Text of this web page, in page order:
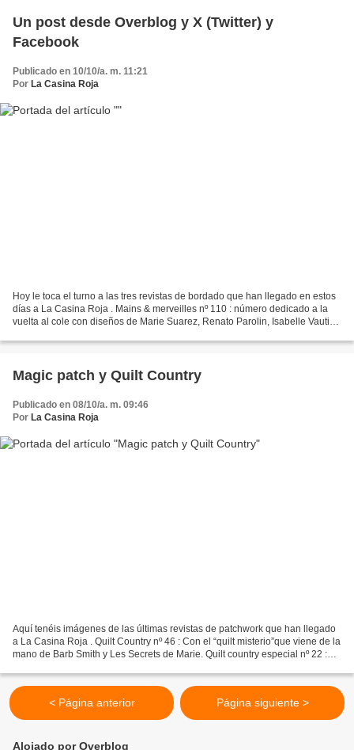
Un post desde Overblog y X (Twitter) y
Facebook
Publicado en 10/10/a. m. 11:21
Por La Casina Roja
Hoy le toca el turno a las tres revistas de bordado que han llegado en estos
días a La Casina Roja . Mains & merveilles nº 110 : número dedicado a la
vuelta al cole con diseños de Marie Suarez, Renato Parolin, Isabelle Vautier,
Magic patch y Quilt Country
Publicado en 08/10/a. m. 09:46
Por La Casina Roja
Aquí tenéis imágenes de las últimas revistas de patchwork que han llegado
a La Casina Roja . Quilt Country nº 46 : Con el “quilt misterio”que viene de la
mano de Barb Smith y Les Secrets de Marie. Quilt country especial nº 22 :
< Página anterior Página siguiente >
Alojado por Overblog